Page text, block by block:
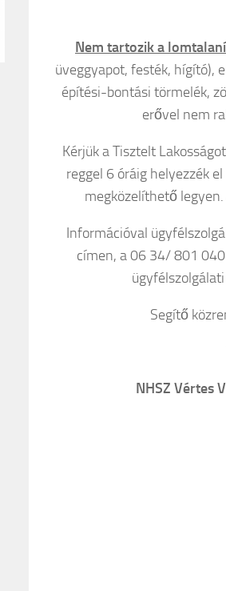
Nem tartozik a
üveggyapot, festék, hígító),
építési-bontási törmelék,
erővel nem
Kérjük a Tisztelt
reggel 6 óráig helyezzék
megközelíthető
Információval
címen, a 06 34/ 801
Segítő
NHSZ Vértes